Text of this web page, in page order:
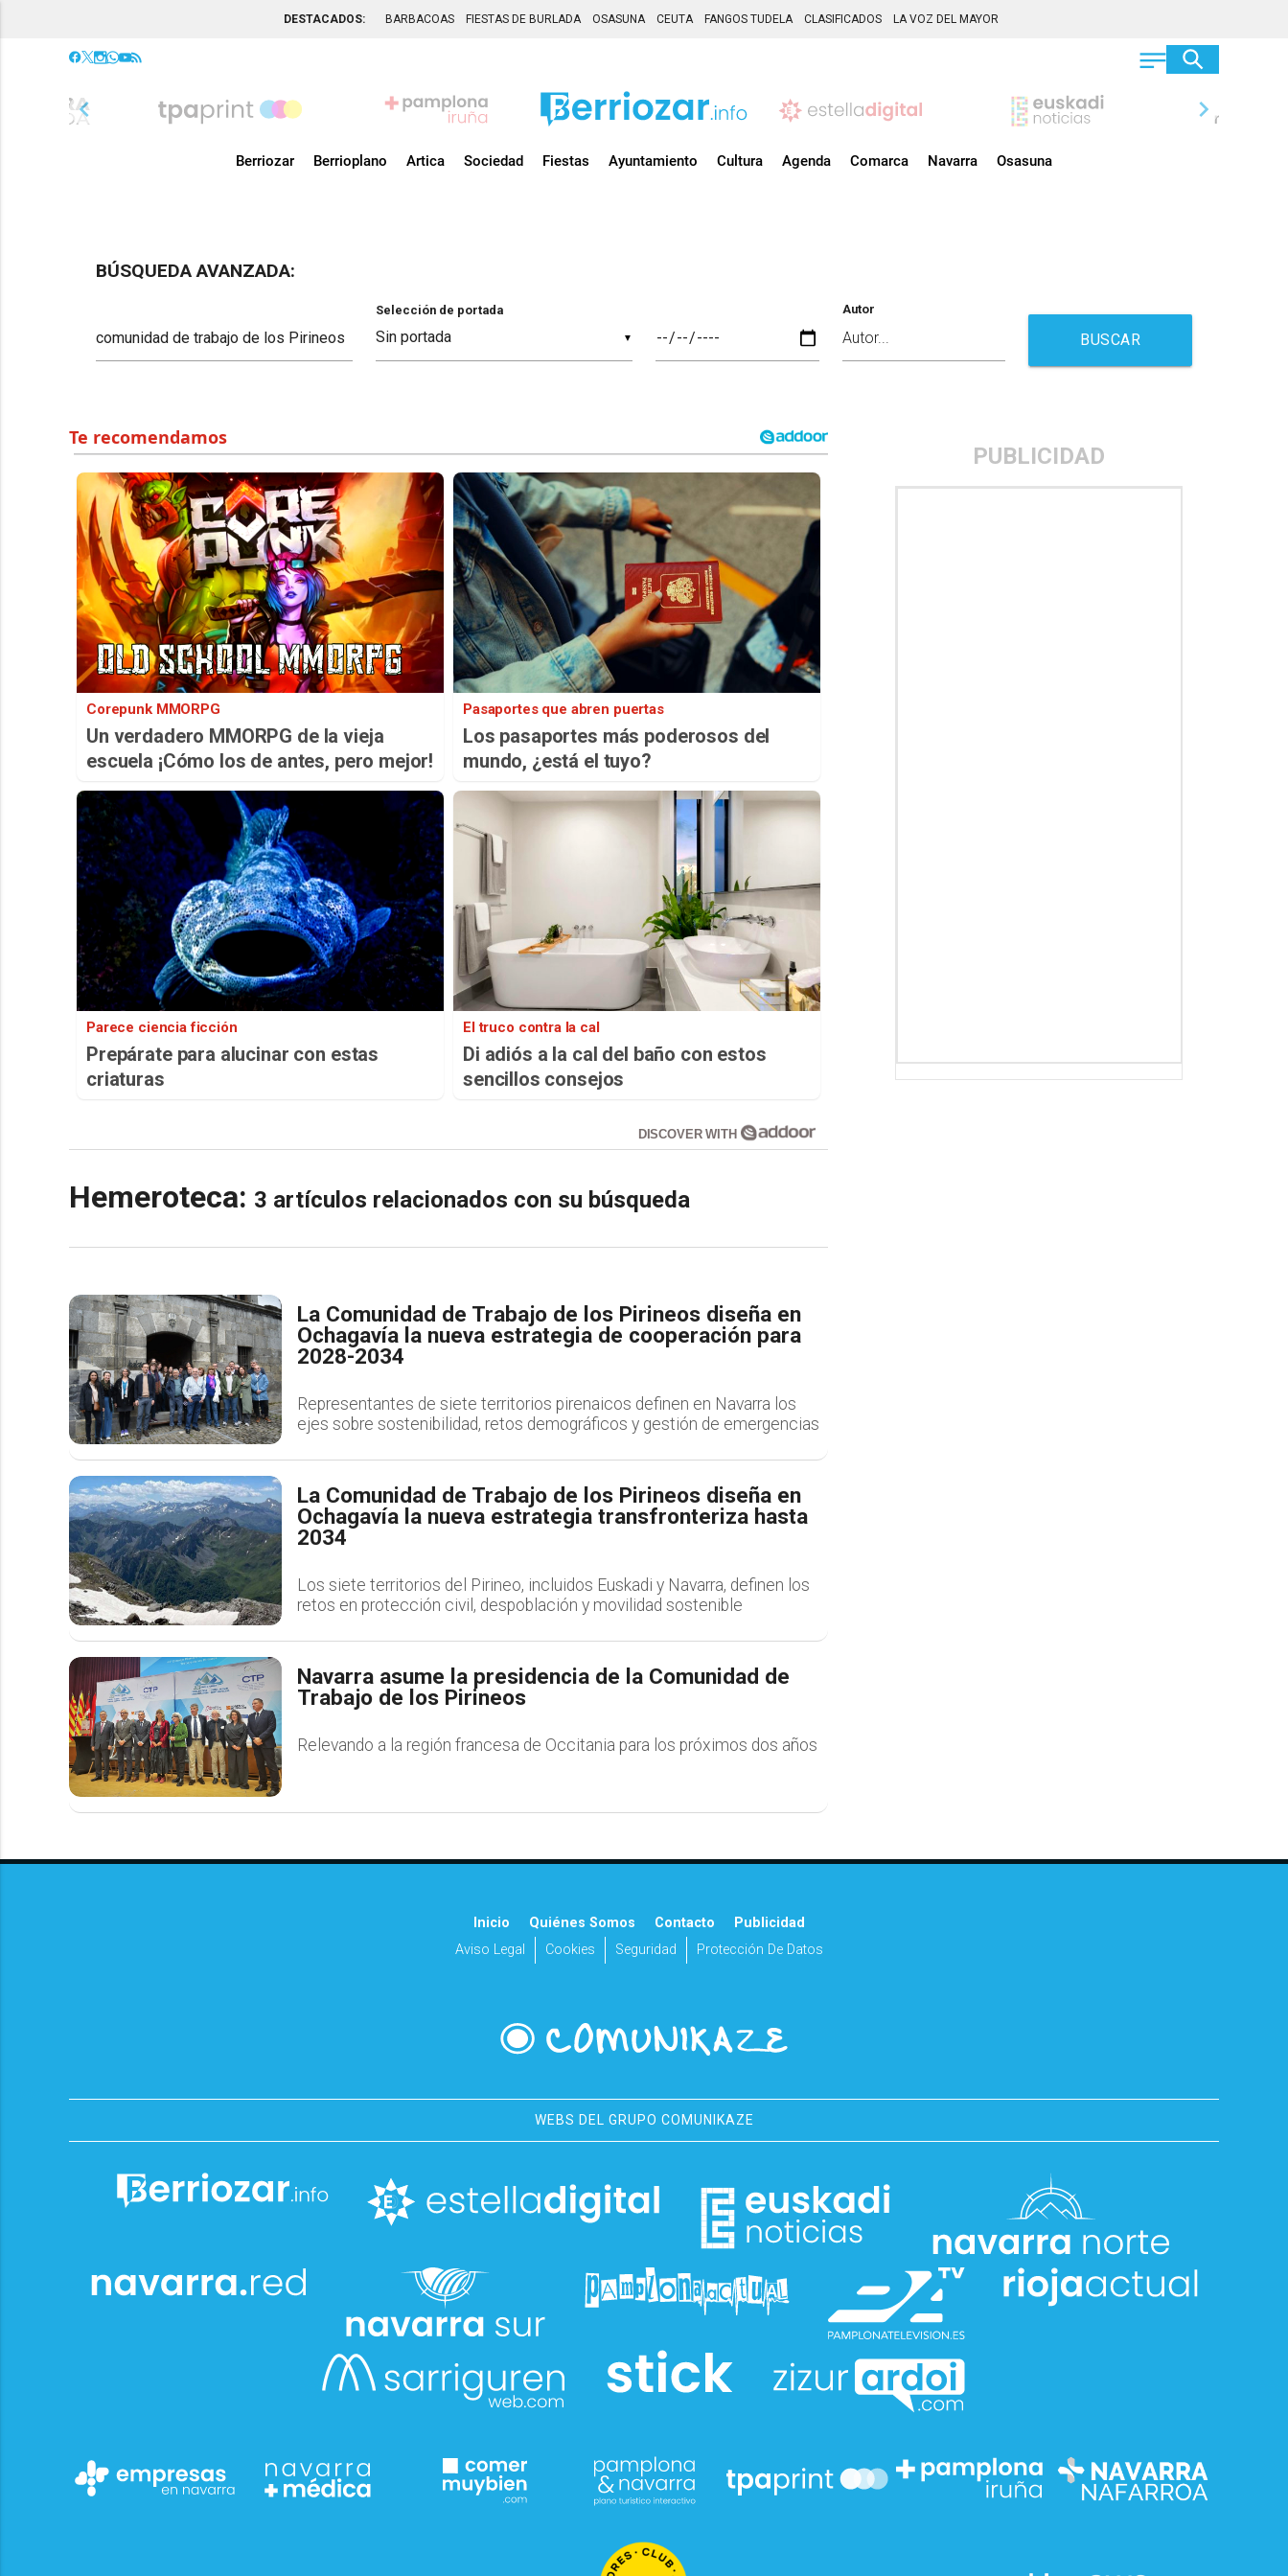
DESTACADOS: BARBACOAS FIESTAS DE BURLADA OSASUNA CEUTA FANGOS TUDELA CLASIFICADOS LA VOZ DEL MAYOR
chevron_left chevron_right
Berriozar Berrioplano Artica Sociedad Fiestas Ayuntamiento Cultura Agenda Comarca Navarra Osasuna
BÚSQUEDA AVANZADA:
▼
Selección de portada Autor
BUSCAR
Corepunk MMORPG
Un verdadero MMORPG de la vieja
escuela ¡Cómo los de antes, pero mejor!
Pasaportes que abren puertas
Los pasaportes más poderosos del
mundo, ¿está el tuyo?
Parece ciencia ficción
Prepárate para alucinar con estas
criaturas
El truco contra la cal
Di adiós a la cal del baño con estos
sencillos consejos
DISCOVER WITH
Hemeroteca: 3 artículos relacionados con su búsqueda
La Comunidad de Trabajo de los Pirineos diseña en
Ochagavía la nueva estrategia de cooperación para
2028-2034
Representantes de siete territorios pirenaicos definen en Navarra los
ejes sobre sostenibilidad, retos demográficos y gestión de emergencias
La Comunidad de Trabajo de los Pirineos diseña en
Ochagavía la nueva estrategia transfronteriza hasta
2034
Los siete territorios del Pirineo, incluidos Euskadi y Navarra, definen los
retos en protección civil, despoblación y movilidad sostenible
Navarra asume la presidencia de la Comunidad de
Trabajo de los Pirineos
Relevando a la región francesa de Occitania para los próximos dos años
PUBLICIDAD
Inicio Quiénes Somos Contacto
Publicidad
Aviso Legal
Cookies Seguridad Protección De Datos
WEBS DEL GRUPO COMUNIKAZE